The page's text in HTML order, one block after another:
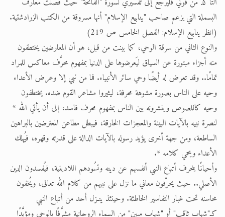
البسملة التي يزعم صاحب "ينابيع الإسلام" أنها مسروقة من الكتب الزرادشتية.
(انظر ينابيع الإسلام: الفصل الخامس ص 219)
والنوع الثاني من سرقة الوحي، كما بينت من قبل، هو أن المعارضين يختطفون
منه أجزاء مبتورة عن السياق ليَعرضوها على الدنيا بمفهوم محرَّف معاكس للمراد
تمامًا.. وقد تعرض له أيضًا وحي سائر الأنبياء. فما من نبي إلا وعرض الأعداء
وحيه على الناس بصورة مشوهة محرفة، ليثيروا مشاعر القوم ضده. يختطفون
وحيه كاللصوص وينشرونه بين الناس بمفهوم محرف فاسد، إلى أن يأتي الله *
لنصرة نبيه بالآيات البينة والمعجزات الخارقة، فيبطل مطاعن المعترضين بالبراهين
الساطعة، ومن جهة أخرى يؤيد رسوله بالآيات الدالة على قدرته وقهره، فيُهلك
الأعداء ويحمي كلامه *.
وأحيانًا ينحرف أتباع النبي أنفسهم عن دينه وتسُودهم اللادينية، فيُفسدون الدين
الأصلي.. حيث يحرّفون معاني ما نزل على نبيهم من كلام الله تعالى، ويُخفون
محاسنه تحت غبار التفاسير الخاطئة. وحينئذ ينـزل أحد من أتباع النبي
كـ"شهاب ثاقب" أو "شهاب مبين" من السماء الروحانية مشرَّفًا بالوحي ومؤيَّدًا